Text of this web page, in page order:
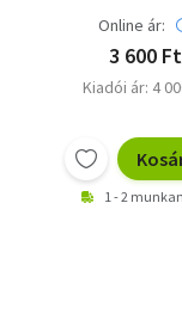
Online ár:
3 600 Ft
Kiadói ár: 4
1 - 2